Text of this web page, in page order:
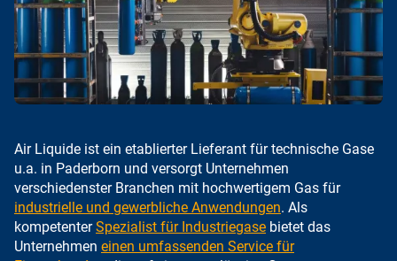
Air Liquide ist ein etablierter Lieferant für technische Gase
u.a. in Paderborn und versorgt Unternehmen
verschiedenster Branchen mit hochwertigem Gas für
industrielle und gewerbliche Anwendungen. Als
kompetenterSpezialist für Industriegase bietet das
Unternehmen einen umfassenden Service für